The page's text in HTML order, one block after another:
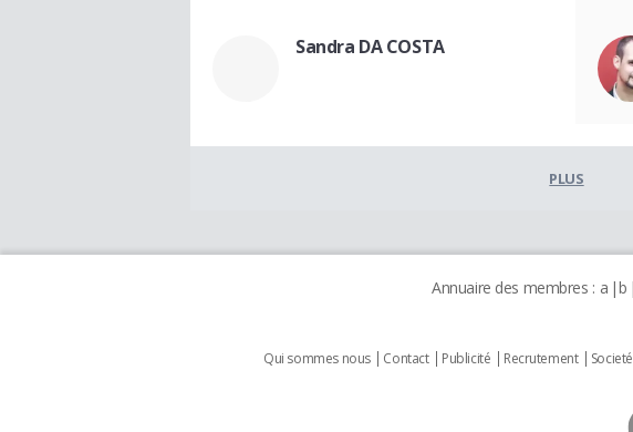
Sandra DA COSTA
PLUS
Annuaire des membres : a b
Qui sommes nous Contact Publicité Recrutement Societé